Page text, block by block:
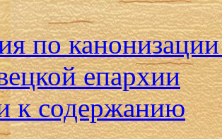
по
епархии
к содержанию